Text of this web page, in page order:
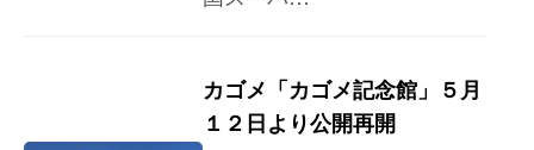
カゴメ「カゴメ記念館」５月
１２日より公開再開